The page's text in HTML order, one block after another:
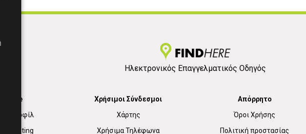
Ηλεκτρονικός Επαγγελματικός Οδηγός
Here
Προφίλ
marketing
Χρήσιμοι Σύνδεσμοι
Χάρτης
Χρήσιμα Τηλέφωνα
Απόρρητο
Όροι Χρήσης
Πολιτική προστασίας